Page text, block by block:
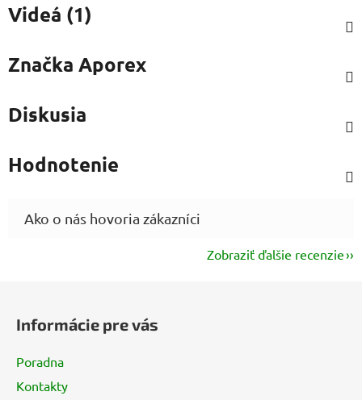
Videá (1)
Značka Aporex
Diskusia
Hodnotenie
Zobraziť ďalšie recenzie
Informácie pre vás
Poradna
Kontakty